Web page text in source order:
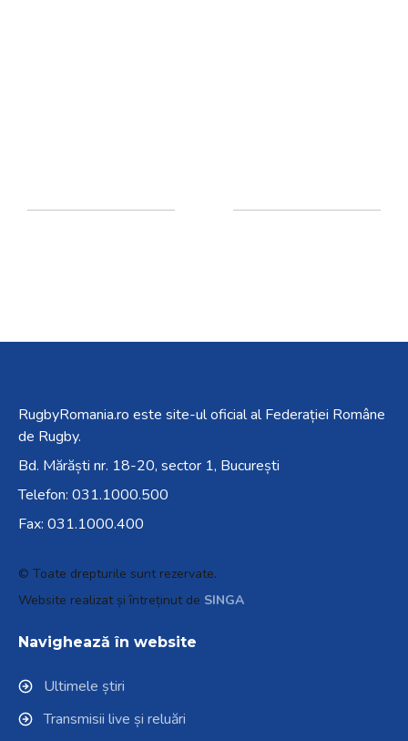
RugbyRomania.ro este site-ul oficial al Federației Române
de Rugby.
Bd. Mărăști nr. 18-20, sector 1, București
Telefon: 031.1000.500
Fax: 031.1000.400
© Toate drepturile sunt rezervate.
Website realizat și întreținut de SINGA
Navighează în website
Ultimele știri
Transmisii live și reluări